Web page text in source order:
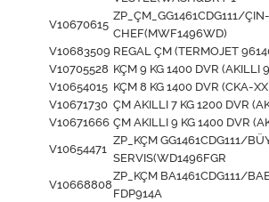
V10670615
ZP_ÇM_GG1461CDG111/ÇIN-
CHEF(MWF1496WD)
V10683509 REGAL ÇM (TERMOJET
V10705528 KÇM 9 KG 1400 DVR (AKILLI
V10654015 KÇM 8 KG 1400 DVR (CKA-
V10671730 ÇM AKILLI 7 KG 1200 DVR
V10671666 ÇM AKILLI 9 KG 1400 DVR
V10654471
ZP_KÇM GG1461CDG111/
SERVIS(WD1496FGR
V10668808
ZP_KÇM BA1461CDG111/
FDP914A